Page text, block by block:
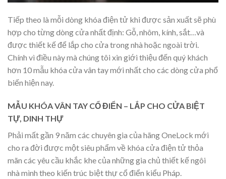
Tiếp theo là mỗi dòng khóa điện tử khi được sản xuất sẽ phù
hợp cho từng dòng cửa nhất định: Gỗ, nhôm, kính, sắt…và
được thiết kế để lắp cho cửa trong nhà hoặc ngoài trời.
Chính vì điều này mà chúng tôi xin giới thiệu đến quý khách
hơn 10 mẫu khóa cửa vân tay mới nhất cho các dòng cửa phổ
biến hiện nay.
MẪU KHÓA VÂN TAY CỔ ĐIỂN – LẮP CHO CỬA BIỆT
TỰ, DINH THỰ
Phải mất gần 9 năm các chuyên gia của hãng OneLock mới
cho ra đời được một siêu phẩm về khóa cửa điện tử thỏa
mãn các yêu cầu khắc khe của những gia chủ thiết kế ngôi
nhà mình theo kiến trúc biệt thự cổ điển kiểu Pháp.